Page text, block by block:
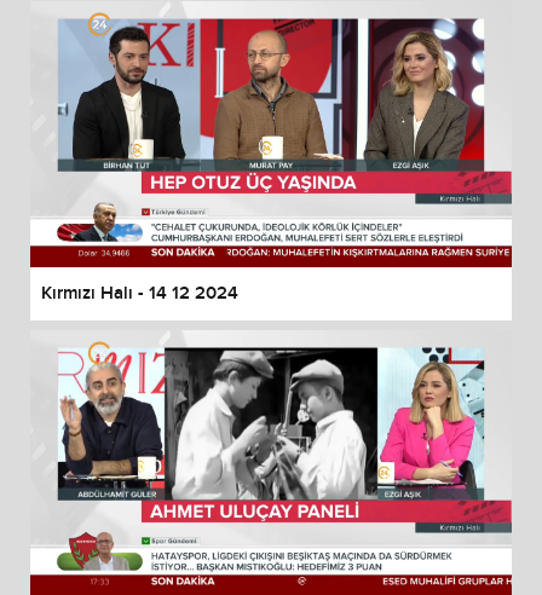
Kırmızı Halı - 14 12 2024